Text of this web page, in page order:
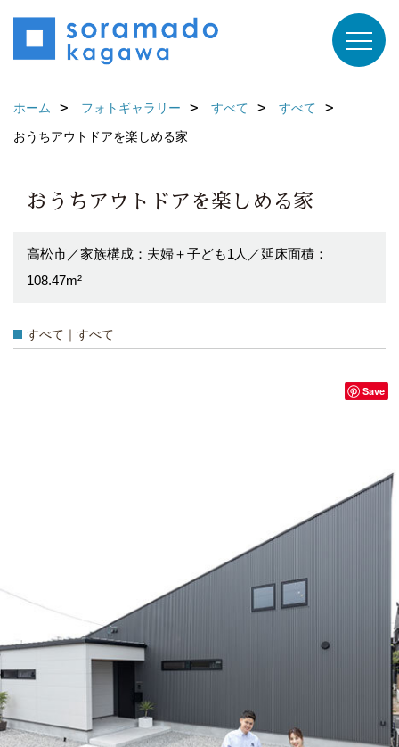
ホーム フォトギャラリー すべて
すべて
おうちアウトドアを楽しめる家
おうちアウトドアを楽しめる家
高松市／家族構成：夫婦＋子ども1人／延床面積：
108.47m²
すべて｜すべて
Save